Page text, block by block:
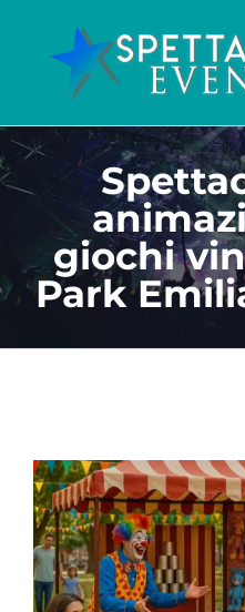
contenuto
giochi
Park
Ingrandisci
immagine